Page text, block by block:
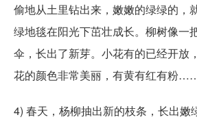
偷地从土里钻出来，嫩嫩的绿绿的，
绿地毯在阳光下茁壮成长。柳树像一
伞，长出了新芽。小花有的已经开放
花的颜色非常美丽，有黄有红有粉
4) 春天，杨柳抽出新的枝条，长出嫩